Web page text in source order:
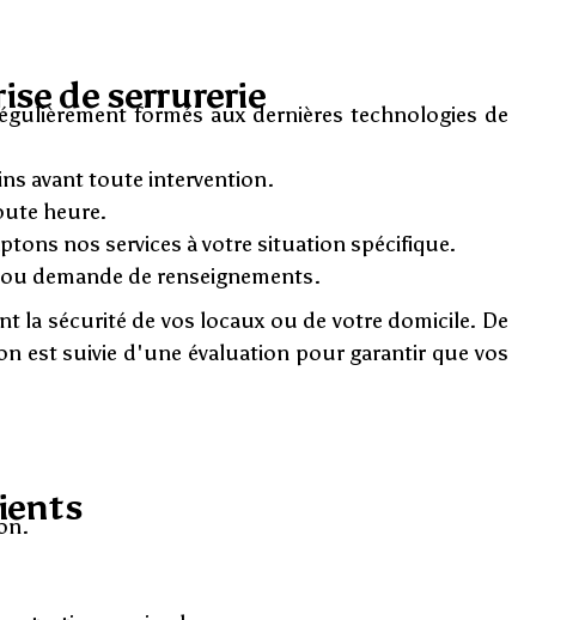
de serrurerie
formés aux dernières technologies de
avant toute intervention.
heure.
nos services à votre situation spécifique.
demande de renseignements.
la sécurité de vos locaux ou de votre domicile. De
est suivie d'une évaluation pour garantir que vos